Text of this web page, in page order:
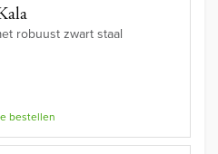
robuust zwart staal
bestellen